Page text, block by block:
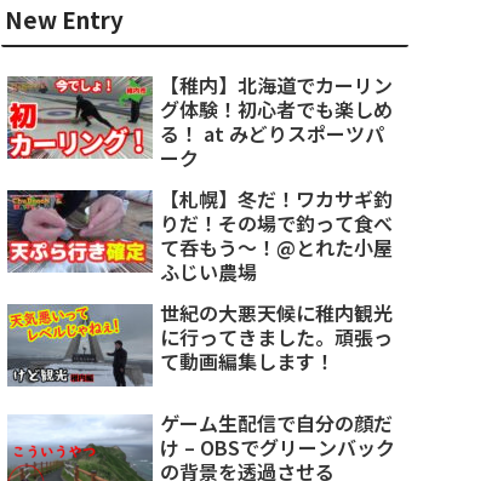
New Entry
【稚内】北海道でカーリン
グ体験！初心者でも楽しめ
る！ at みどりスポーツパ
ーク
【札幌】冬だ！ワカサギ釣
りだ！その場で釣って食べ
て呑もう～！@とれた小屋
ふじい農場
世紀の大悪天候に稚内観光
に行ってきました。頑張っ
て動画編集します！
ゲーム生配信で自分の顔だ
け – OBSでグリーンバック
の背景を透過させる